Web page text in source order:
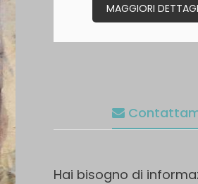
MAGGIORI
Hai bisogno di